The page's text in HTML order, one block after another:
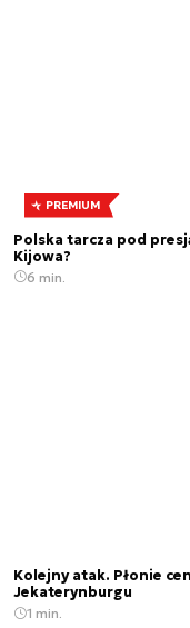
PREMIUM
Polska tarcza pod
Kijowa?
6 min.
Kolejny atak. Płonie
Jekaterynburgu
1 min.